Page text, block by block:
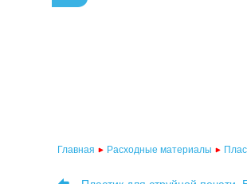
Главная Расходные материалы